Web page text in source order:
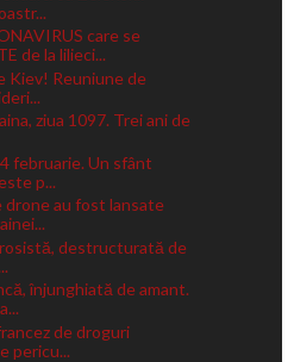
care se
de la lilieci...
Kiev! Reuniune de
ziua 1097. Trei ani de
februarie. Un sfânt
p...
drone au fost lansate
destructurată de
înjunghiată de amant.
de droguri
pericu...